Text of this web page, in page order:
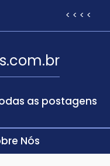
< < < <
as postagens
Nós